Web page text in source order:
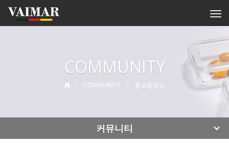
COMMUNITY
COMMUNITY 홍보동영상
커뮤니티